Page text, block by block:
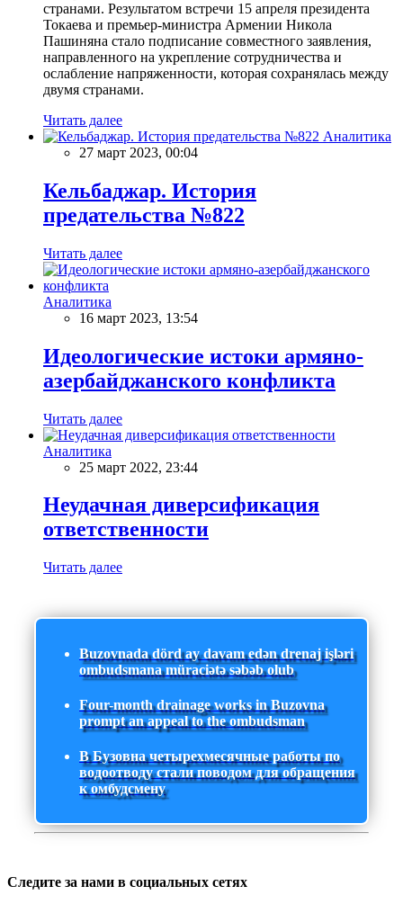
странами. Результатом встречи 15 апреля президента
Токаева и премьер-министра Армении Никола
Пашиняна стало подписание совместного заявления,
направленного на укрепление сотрудничества и
ослабление напряженности, которая сохранялась между
двумя странами.
Читать далее
Аналитика
27 март 2023, 00:04
Кельбаджар. История
предательства №822
Читать далее
Аналитика
16 март 2023, 13:54
Идеологические истоки армяно-
азербайджанского конфликта
Читать далее
Аналитика
25 март 2022, 23:44
Неудачная диверсификация
ответственности
Читать далее
Buzovnada dörd ay davam edən drenaj işləri
ombudsmana müraciətə səbəb olub
Four-month drainage works in Buzovna
prompt an appeal to the ombudsman
В Бузовна четырехмесячные работы по
водоотводу стали поводом для обращения
к омбудсмену
Следите за нами в социальных сетях